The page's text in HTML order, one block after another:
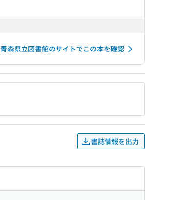
青森県立図書館のサイトでこの本を確認
書誌情報を出力